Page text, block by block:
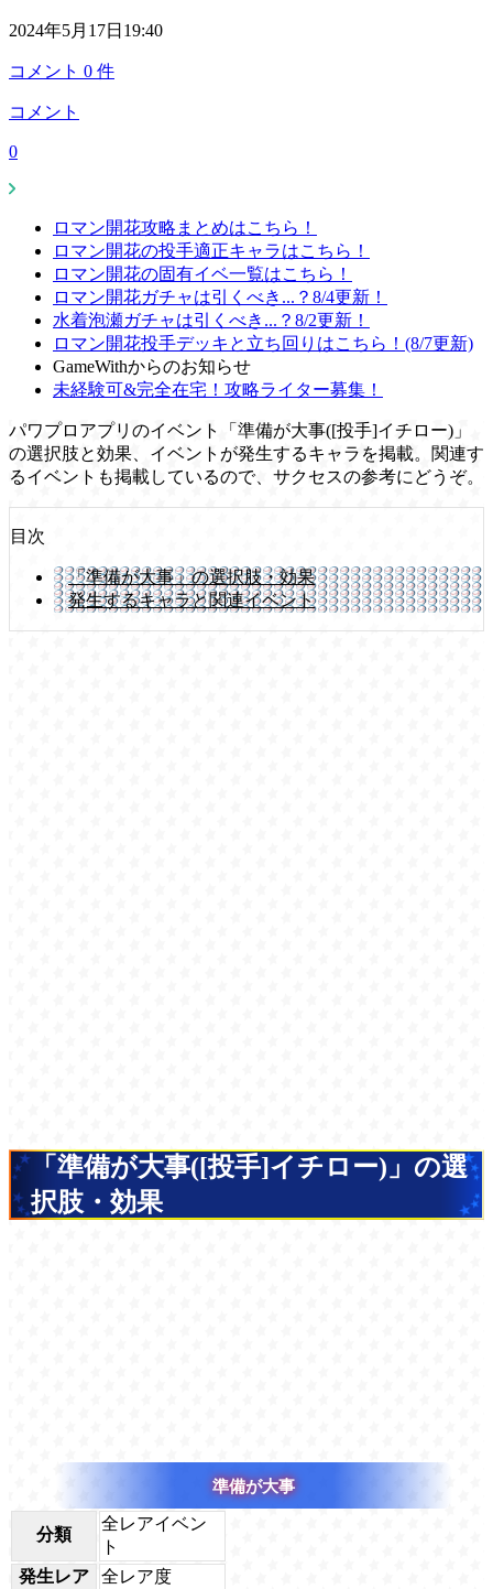
2024年5月17日19:40
コメント 0 件
コメント
0
ロマン開花攻略まとめはこちら！
ロマン開花の投手適正キャラはこちら！
ロマン開花の固有イベ一覧はこちら！
ロマン開花ガチャは引くべき...？8/4更新！
水着泡瀬ガチャは引くべき...？8/2更新！
ロマン開花投手デッキと立ち回りはこちら！(8/7更新)
GameWithからのお知らせ
未経験可&完全在宅！攻略ライター募集！
パワプロアプリのイベント「準備が大事([投手]イチロー)」
の選択肢と効果、イベントが発生するキャラを掲載。関連す
るイベントも掲載しているので、サクセスの参考にどうぞ。
目次
「準備が大事」の選択肢・効果
発生するキャラと関連イベント
「準備が大事([投手]イチロー)」の選
択肢・効果
準備が大事
分類
全レアイベン
ト
発生レア
全レア度